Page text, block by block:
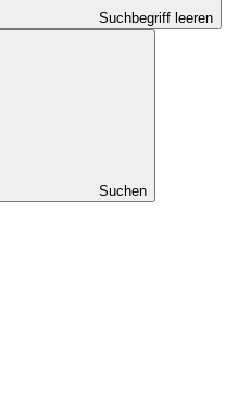
Suchbegriff leeren
Suchen